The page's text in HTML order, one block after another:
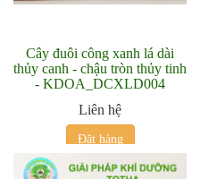
Cây đuôi công xanh lá dài
thủy canh - chậu tròn thủy tinh
- KDOA_DCXLD004
Liên hệ
Đặt hàng